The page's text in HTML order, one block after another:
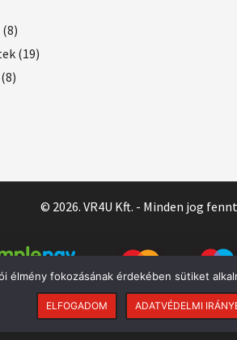
(8)
(19)
(8)
© 2026. VR4U Kft. - Minden jog
Rendeléseket10:00 és14:30között
élmény fokozásának érdekében sütiket
ELFOGADOM ADATVÉDELMI